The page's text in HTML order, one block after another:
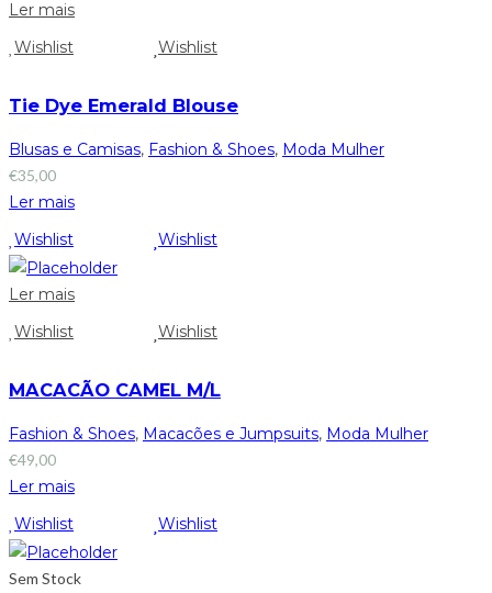
Ler mais
Wishlist
Wishlist
Tie Dye Emerald Blouse
Blusas e Camisas, Fashion & Shoes, Moda Mulher
€35,00
Ler mais
Wishlist
Wishlist
Ler mais
Wishlist
Wishlist
MACACÃO CAMEL M/L
Fashion & Shoes, Macacões e Jumpsuits, Moda Mulher
€49,00
Ler mais
Wishlist
Wishlist
Sem Stock